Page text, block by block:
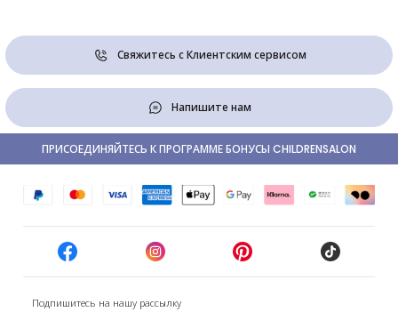
Свяжитесь с Клиентским сервисом
Напишите нам
Подпишитесь на нашу рассылку
ПРИСОЕДИНЯЙТЕСЬ К ПРОГРАММЕ БОНУСЫ CHILDRENSALON